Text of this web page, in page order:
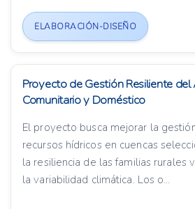
ELABORACIÓN-DISEÑO
Proyecto de Gestión Resiliente
Comunitario y Doméstico
El proyecto busca mejorar la
recursos hídricos en cuencas
la resiliencia de las familias rurales
la variabilidad climática. Los o...